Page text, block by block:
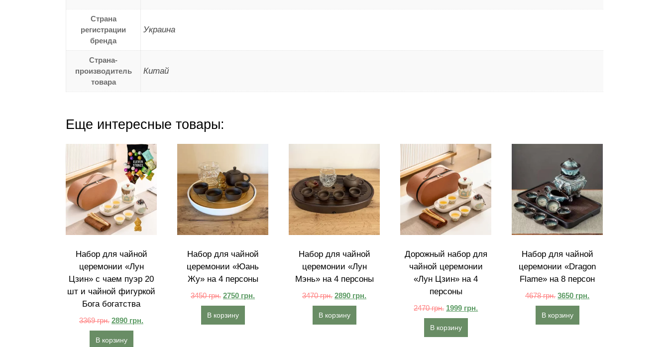
Страна
регистрации
бренда
Украина
Страна-
производитель
товара
Китай
Еще интересные товары:
Набор для чайной
церемонии «Лун
Цзин» с чаем пуэр 20
шт и чайной фигуркой
Бога богатства
3369грн. 2890 грн.
В корзину
Набор для чайной
церемонии «Юань
Жу» на 4 персоны
3450грн. 2750 грн.
В корзину
Набор для чайной
церемонии «Лун
Мэнь» на 4 персоны
3470грн. 2890 грн.
В корзину
Дорожный набор для
чайной церемонии
«Лун Цзин» на 4
персоны
2470грн. 1999 грн.
В корзину
Набор для чайной
церемонии «Dragon
Flame» на 8 персон
4678грн. 3650 грн.
В корзину